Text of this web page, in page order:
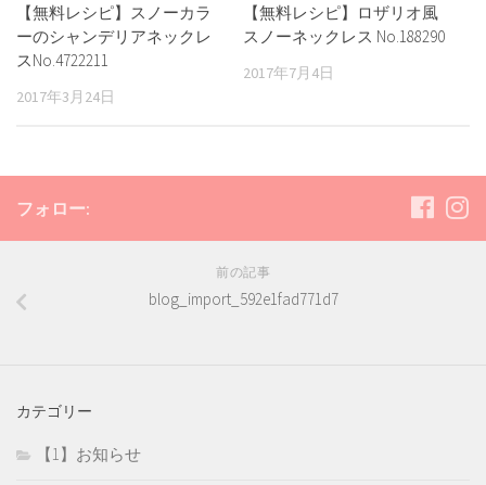
【無料レシピ】スノーカラ
ーのシャンデリアネックレ
スNo.4722211
2017年3月24日
【無料レシピ】ロザリオ風
スノーネックレス No.188290
2017年7月4日
フォロー:
前の記事
blog_import_592e1fad771d7
カテゴリー
【1】お知らせ